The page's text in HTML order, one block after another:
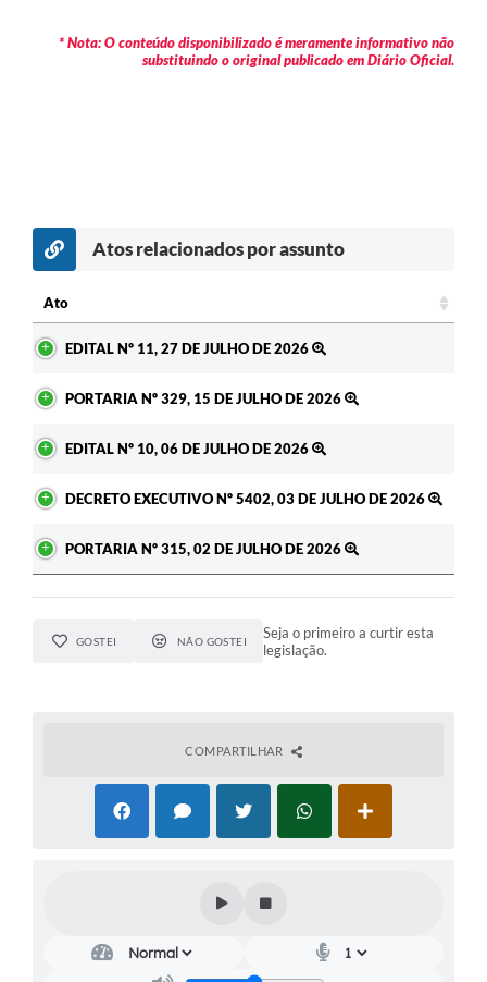
* Nota: O conteúdo disponibilizado é meramente informativo não
substituindo o original publicado em Diário Oficial.
Atos relacionados por assunto
Ato
EDITAL Nº 11, 27 DE JULHO DE 2026
PORTARIA Nº 329, 15 DE JULHO DE 2026
EDITAL Nº 10, 06 DE JULHO DE 2026
DECRETO EXECUTIVO Nº 5402, 03 DE JULHO DE 2026
PORTARIA Nº 315, 02 DE JULHO DE 2026
GOSTEI NÃO GOSTEI
Seja o primeiro a curtir esta
legislação.
COMPARTILHAR